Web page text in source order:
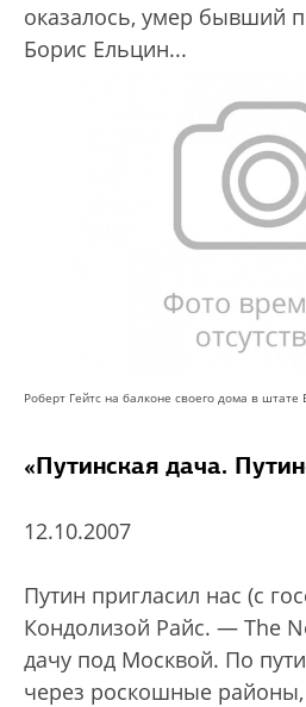
оказалось, умер бывший
Борис Ельцин...
Роберт Гейтс на балконе своего дома в штате
«Путинская дача.
12.10.2007
Путин пригласил нас (с
Кондолизой Райс. — The
дачу под Москвой. По
через роскошные